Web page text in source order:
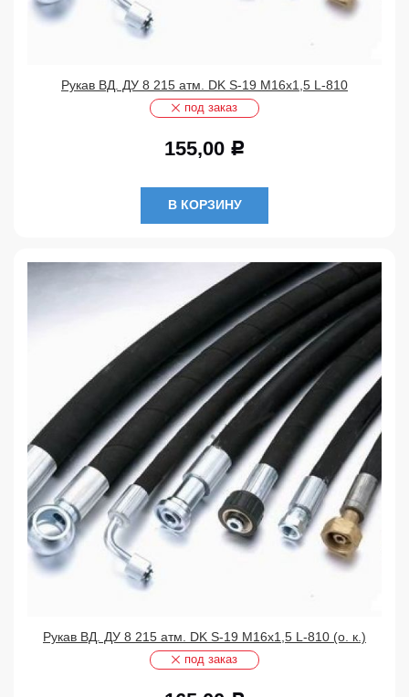
Рукав ВД. ДУ 8 215 атм. DK S-19 М16х1,5 L-810
под заказ
155,00 Р
В КОРЗИНУ
Рукав ВД. ДУ 8 215 атм. DK S-19 М16х1,5 L-810 (о. к.)
под заказ